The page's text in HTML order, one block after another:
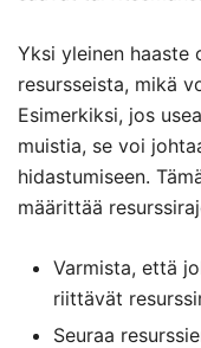
Yksi yleinen haaste
resursseista, mikä
Esimerkiksi, jos
muistia, se voi
hidastumiseen.
määrittää
Varmista, että
riittävät
Seuraa